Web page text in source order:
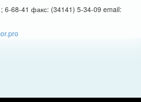
6-68-41 факс: (34141) 5-34-09 email: